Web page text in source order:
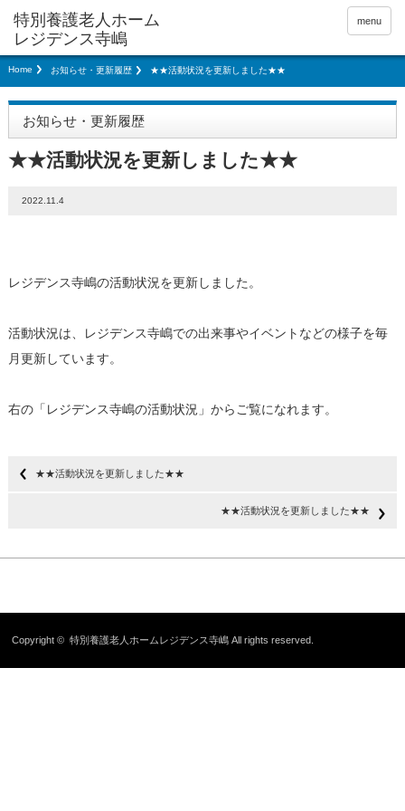
menu
Home お知らせ・更新履歴 ★★活動状況を更新しました★★
お知らせ・更新履歴
★★活動状況を更新しました★★
2022.11.4
レジデンス寺嶋の活動状況を更新しました。
活動状況は、レジデンス寺嶋での出来事やイベントなどの様子を毎
月更新しています。
右の「レジデンス寺嶋の活動状況」からご覧になれます。
★★活動状況を更新しました★★
★★活動状況を更新しました★★
Copyright ©特別養護老人ホームレジデンス寺嶋 All rights reserved.